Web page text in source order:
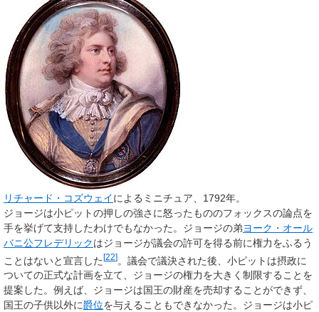
リチャード・コズウェイによるミニチュア、1792年。
ジョージは小ピットの押しの強さに怒ったもののフォックスの論点を
手を挙げて支持したわけでもなかった。ジョージの弟ヨーク・オール
バニ公フレデリックはジョージが議会の許可を得る前に権力をふるう
ことはないと宣言した[22]
。議会で議決された後、小ピットは摂政に
ついての正式な計画を立て、ジョージの権力を大きく制限することを
提案した。例えば、ジョージは国王の財産を売却することができず、
国王の子供以外に爵位を与えることもできなかった。ジョージは小ピ